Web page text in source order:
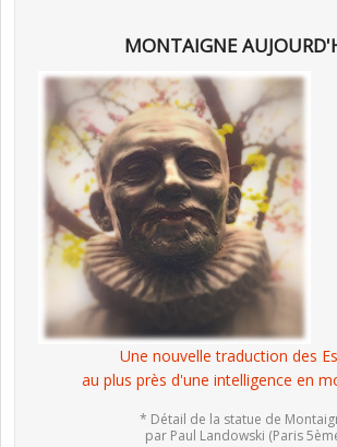
MONTAIGNE
Une nouvelle traduction des
au plus près d'une intelligence en
* Détail de la statue de
par Paul Landowski (Paris